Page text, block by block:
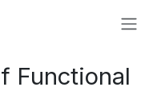
Functional